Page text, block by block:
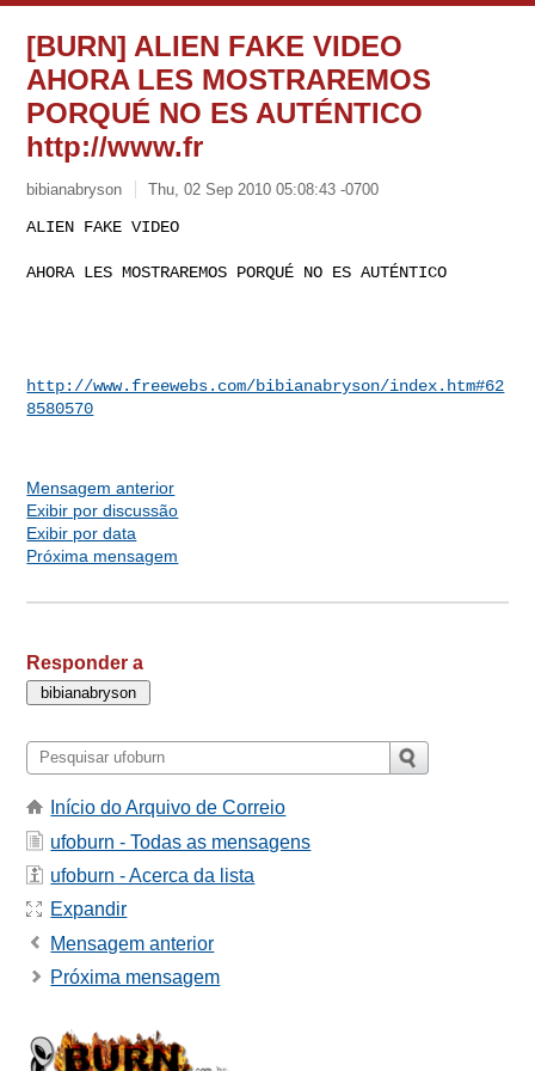
[BURN] ALIEN FAKE VIDEO
AHORA LES MOSTRAREMOS
PORQUÉ NO ES AUTÉNTICO
http://www.fr
bibianabryson Thu, 02 Sep 2010 05:08:43 -0700
ALIEN FAKE VIDEO
AHORA LES MOSTRAREMOS PORQUÉ NO ES AUTÉNTICO
http://www.freewebs.com/bibianabryson/index.htm#62
8580570
Mensagem anterior
Exibir por discussão
Exibir por data
Próxima mensagem
Responder a
Início do Arquivo de Correio
ufoburn - Todas as mensagens
ufoburn - Acerca da lista
Expandir
Mensagem anterior
Próxima mensagem